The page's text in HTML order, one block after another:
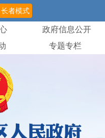
长者模式
政府信息公开
专题专栏